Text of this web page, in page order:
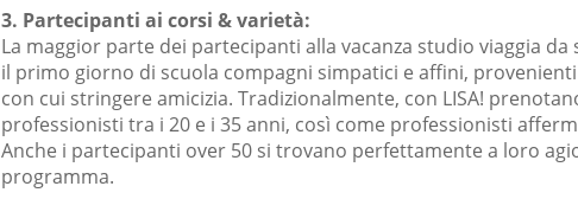
3. Partecipanti ai corsi & varietà:
La maggior parte dei partecipanti alla vacanza studio viaggia da
il primo giorno di scuola compagni simpatici e affini,
con cui stringere amicizia. Tradizionalmente, con LISA!
professionisti tra i 20 e i 35 anni, così come professionisti
Anche i partecipanti over 50 si trovano perfettamente a loro
programma.